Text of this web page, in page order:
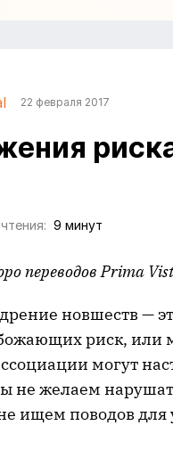
22 февраля 2017
9 минут
переводов Prima
новшеств —
риск, или
могут
не желаем
ищем поводов для